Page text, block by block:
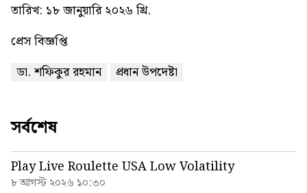
তারিখ: ১৮ জানুয়ারি ২০২৬ খ্রি.
প্রেস বিজ্ঞপ্তি
ডা. শফিকুর রহমান
প্রধান উপদেষ্টা
সর্বশেষ
Play Live Roulette USA Low Volatility
৮ আগস্ট ২০২৬ ১০:৩০